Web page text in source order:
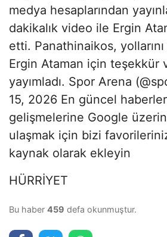
medya hesaplarından
dakikalık video ile Ergin
etti. Panathinaikos, yollarını
Ergin Ataman için teşekkür
yayımladı. Spor Arena
15, 2026 En güncel
gelişmelerine Google
ulaşmak için bizi
kaynak olarak ekleyin
HÜRRİYET
Bu haber 459 defa okunmuştur.